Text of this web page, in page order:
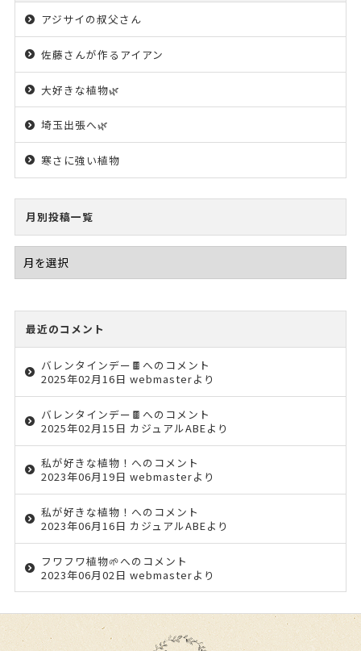
アジサイの叔父さん
佐藤さんが作るアイアン
大好きな植物🌿
埼玉出張へ🌿
寒さに強い植物
月別投稿一覧
最近のコメント
バレンタインデー🍫 へのコメント
2025年02月16日 webmasterより
バレンタインデー🍫 へのコメント
2025年02月15日 カジュアルABEより
私が好きな植物！ へのコメント
2023年06月19日 webmasterより
私が好きな植物！ へのコメント
2023年06月16日 カジュアルABEより
フワフワ植物🌱へのコメント
2023年06月02日 webmasterより